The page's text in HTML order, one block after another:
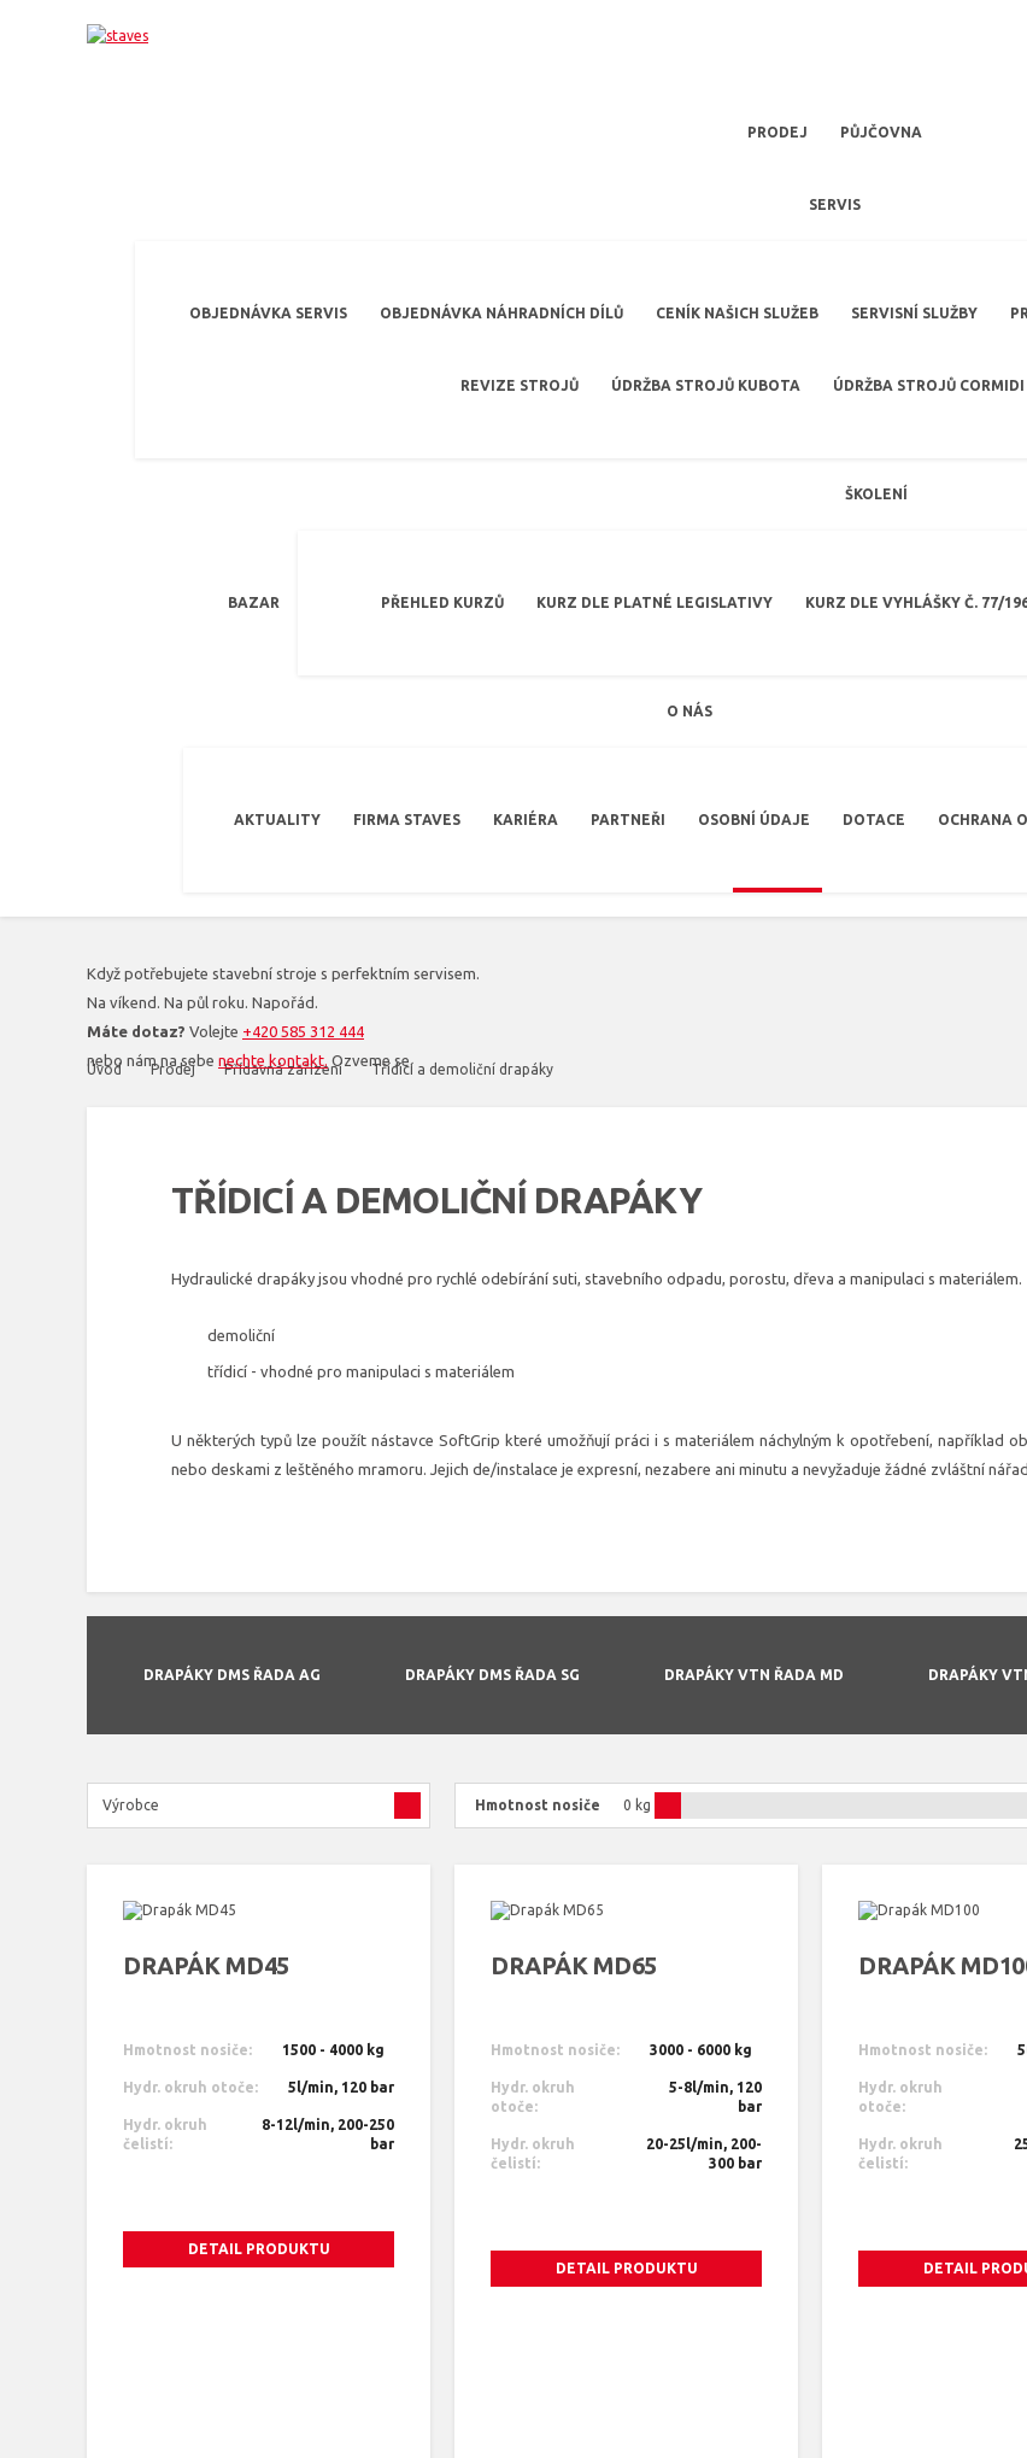
PRODEJ PŮJČOVNA
SERVIS
OBJEDNÁVKA SERVIS OBJEDNÁVKA NÁHRADNÍCH DÍLŮ CENÍK NAŠICH SLUŽEB SERVISNÍ SLUŽBY
REVIZE STROJŮ ÚDRŽBA STROJŮ KUBOTA ÚDRŽBA STROJŮ CORMIDI
BAZAR
ŠKOLENÍ
PŘEHLED KURZŮ KURZ DLE PLATNÉ LEGISLATIVY KURZ DLE VYHLÁŠKY Č. 77/
O NÁS
AKTUALITY FIRMA STAVES KARIÉRA PARTNEŘI OSOBNÍ ÚDAJE DOTACE OCHRANA
Když potřebujete stavební stroje s perfektním servisem.
Na víkend. Na půl roku. Napořád.
Máte dotaz? Volejte +420 585 312 444
nebo nám na sebe nechte kontakt. Ozveme se.
Úvod Prodej Přídavná zařízení Třídicí a demoliční drapáky
TŘÍDICÍ A DEMOLIČNÍ DRAPÁKY
Hydraulické drapáky jsou vhodné pro rychlé odebírání suti, stavebního odpadu, porostu, dřeva a manipulaci s materiálem.
demoliční
třídicí - vhodné pro manipulaci s materiálem
U některých typů lze použít nástavce SoftGrip které umožňují práci i s materiálem náchylným k opotřebení, například
nebo deskami z leštěného mramoru. Jejich de/instalace je expresní, nezabere ani minutu a nevyžaduje žádné zvláštní
DRAPÁKY DMS ŘADA AG DRAPÁKY DMS ŘADA SG DRAPÁKY VTN ŘADA MD DRAPÁKY
Výrobce Hmotnost nosiče 0 kg
DRAPÁK MD45
Hmotnost nosiče: 1500 - 4000 kg
Hydr. okruh otoče: 5l/min, 120 bar
Hydr. okruh
čelistí:
8-12l/min, 200-250
bar
DETAIL PRODUKTU
DRAPÁK MD65
Hmotnost nosiče: 3000 - 6000 kg
Hydr. okruh
otoče:
5-8l/min, 120
bar
Hydr. okruh
čelistí:
20-25l/min, 200-
300 bar
DETAIL PRODUKTU
DRAPÁK
Hmotnost nosiče:
Hydr. okruh
otoče:
Hydr. okruh
čelistí:
DETAIL